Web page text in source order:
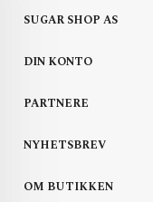
SUGAR SHOP AS
DIN KONTO
PARTNERE
NYHETSBREV
OM BUTIKKEN